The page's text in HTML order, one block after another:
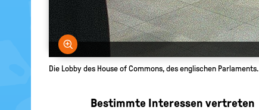
Bild vergrößern
Die Lobby des House of Commons, des englischen Parlaments.
Bestimmte Interessen vertreten